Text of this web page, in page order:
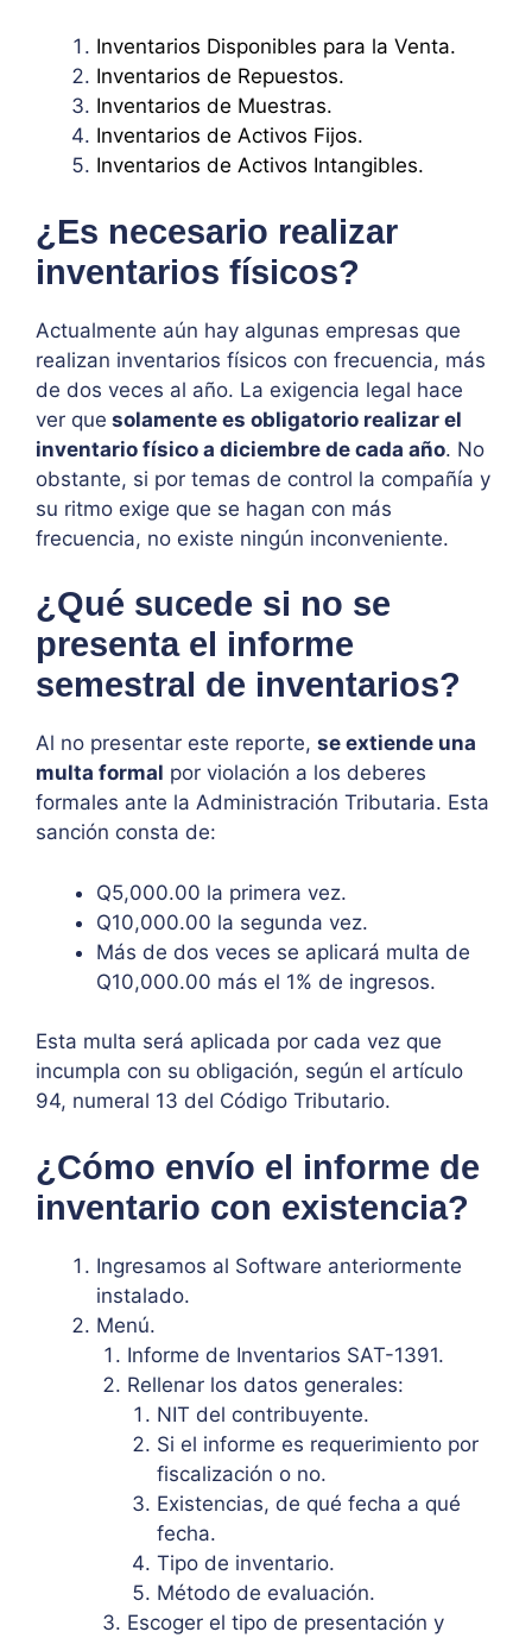
Inventarios Disponibles para la Venta.
Inventarios de Repuestos.
Inventarios de Muestras.
Inventarios de Activos Fijos.
Inventarios de Activos Intangibles.
¿Es necesario realizar
inventarios físicos?
Actualmente aún hay algunas empresas que
realizan inventarios físicos con frecuencia, más
de dos veces al año. La exigencia legal hace
ver que solamente es obligatorio realizar el
inventario físico a diciembre de cada año. No
obstante, si por temas de control la compañía y
su ritmo exige que se hagan con más
frecuencia, no existe ningún inconveniente.
¿Qué sucede si no se
presenta el informe
semestral de inventarios?
Al no presentar este reporte, se extiende una
multa formal por violación a los deberes
formales ante la Administración Tributaria. Esta
sanción consta de:
Q5,000.00 la primera vez.
Q10,000.00 la segunda vez.
Más de dos veces se aplicará multa de
Q10,000.00 más el 1% de ingresos.
Esta multa será aplicada por cada vez que
incumpla con su obligación, según el artículo
94, numeral 13 del Código Tributario.
¿Cómo envío el informe de
inventario con existencia?
Ingresamos al Software anteriormente
instalado.
Menú.
Informe de Inventarios SAT-1391.
Rellenar los datos generales:
NIT del contribuyente.
Si el informe es requerimiento por
fiscalización o no.
Existencias, de qué fecha a qué
fecha.
Tipo de inventario.
Método de evaluación.
Escoger el tipo de presentación y